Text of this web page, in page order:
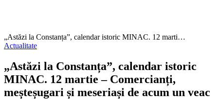
„Astăzi la Constanța”, calendar istoric MINAC. 12 marti…
Actualitate
„Astăzi la Constanța”, calendar istoric
MINAC. 12 martie – Comercianți,
meșteșugari și meseriași de acum un veac